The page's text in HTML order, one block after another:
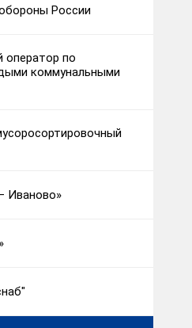
России
оператор по
коммунальными
Иваново»